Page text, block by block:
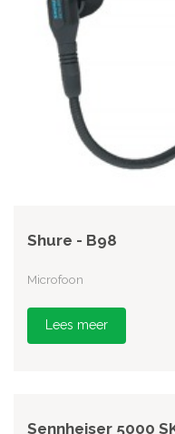
Shure - B98
Microfoon
Lees meer
Sennheiser 5000